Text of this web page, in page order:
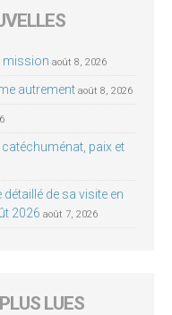
mission août 8, 2026
autrement août 8, 2026
paix et
de sa visite en
2026 août 7, 2026
LUES